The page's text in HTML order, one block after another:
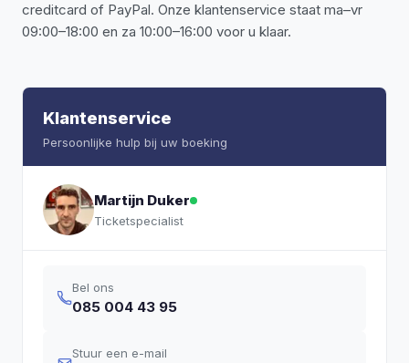
creditcard of PayPal. Onze klantenservice staat ma–vr
09:00–18:00 en za 10:00–16:00 voor u klaar.
Klantenservice
Persoonlijke hulp bij uw boeking
Martijn Duker
Ticketspecialist
Bel ons
085 004 43 95
Stuur een e-mail